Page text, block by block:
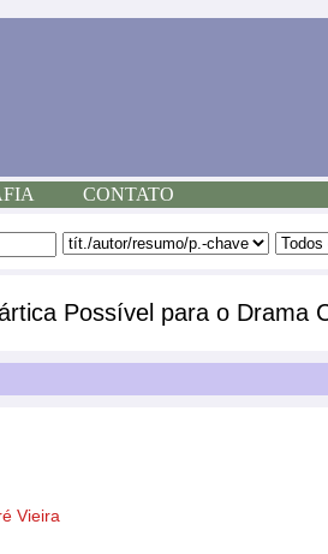
CONTATO
Possível para o Drama
Vieira